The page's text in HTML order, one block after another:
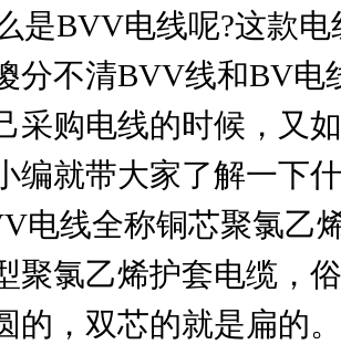
是BVV电线呢?这款电
分不清BVV线和BV电
采购电线的时候，又
编就带大家了解一下
电线全称铜芯聚氯乙
聚氯乙烯护套电缆，
的，双芯的就是扁的